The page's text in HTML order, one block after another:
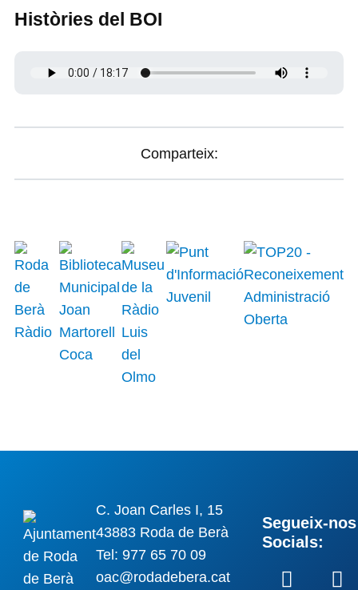
Històries del BOI
Comparteix:
C. Joan Carles I, 15
43883 Roda de Berà
Tel: 977 65 70 09
oac@rodadebera.cat
Segueix-
Socials: